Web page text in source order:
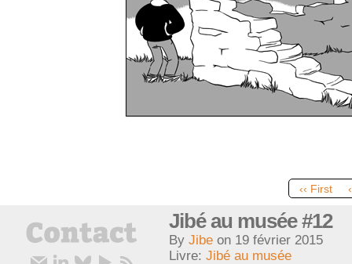
‹‹ First
Jibé au musée #12
By Jibe on 19 février 2015
Livre: Jibé au musée